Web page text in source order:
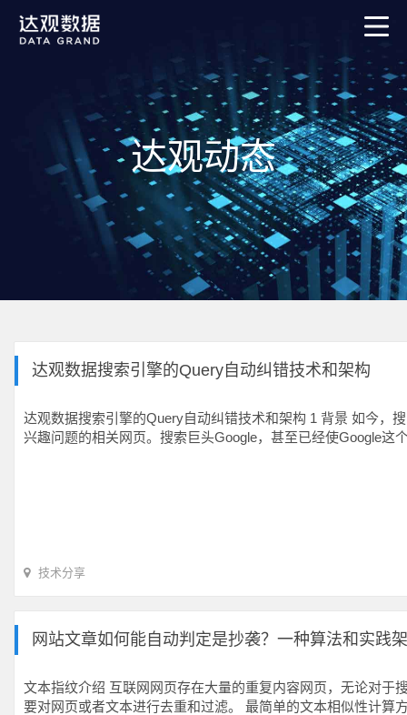
达观动态
达观数据搜索引擎的Query自动纠错技术和架构
达观数据搜索引擎的Query自动纠错技术和架构 1 背景 如今，
兴趣问题的相关网页。搜索巨头Google，甚至已经使Google
技术分享
网站文章如何能自动判定是抄袭？一种算法和实践
文本指纹介绍 互联网网页存在大量的重复内容网页，无论对于
要对网页或者文本进行去重和过滤。 最简单的文本相似性计